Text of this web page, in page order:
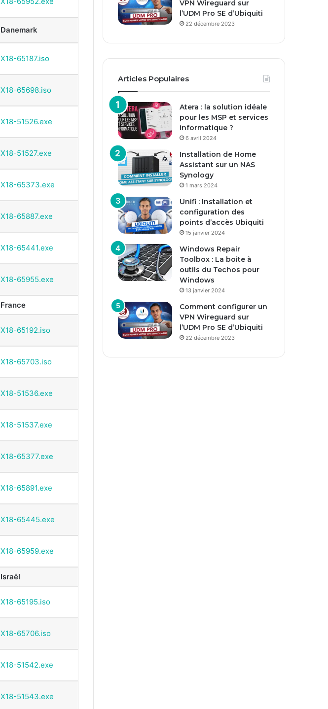
Danemark
X18-65187.iso
X18-65698.iso
X18-51526.exe
X18-51527.exe
X18-65373.exe
X18-65887.exe
X18-65441.exe
X18-65955.exe
France
X18-65192.iso
X18-65703.iso
X18-51536.exe
X18-51537.exe
X18-65377.exe
X18-65891.exe
X18-65445.exe
X18-65959.exe
Israël
X18-65195.iso
X18-65706.iso
X18-51542.exe
X18-51543.exe
VPN Wireguard sur
l’UDM Pro SE d’Ubiquiti
22 décembre 2023
Articles Populaires
Atera : la solution idéale
pour les MSP et services
informatique ?
6 avril 2024
Installation de Home
Assistant sur un NAS
Synology
1 mars 2024
Unifi : Installation et
configuration des
points d’accès Ubiquiti
15 janvier 2024
Windows Repair
Toolbox : La boite à
outils du Techos pour
Windows
13 janvier 2024
Comment configurer un
VPN Wireguard sur
l’UDM Pro SE d’Ubiquiti
22 décembre 2023